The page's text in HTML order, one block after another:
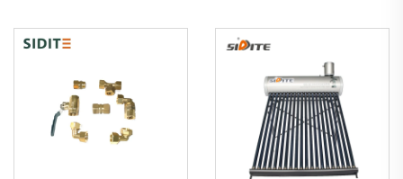
رubber بیرونی برای
گرمایش آب
پلاستیکی گرم‌کننده آب
بیرونی مستقل